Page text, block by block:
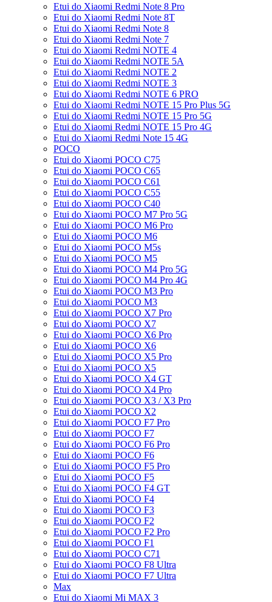
Etui do Xiaomi Redmi Note 8 Pro
Etui do Xiaomi Redmi Note 8T
Etui do Xiaomi Redmi Note 8
Etui do Xiaomi Redmi Note 7
Etui do Xiaomi Redmi NOTE 4
Etui do Xiaomi Redmi NOTE 5A
Etui do Xiaomi Redmi NOTE 2
Etui do Xiaomi Redmi NOTE 3
Etui do Xiaomi Redmi NOTE 6 PRO
Etui do Xiaomi Redmi NOTE 15 Pro Plus 5G
Etui do Xiaomi Redmi NOTE 15 Pro 5G
Etui do Xiaomi Redmi NOTE 15 Pro 4G
Etui do Xiaomi Redmi Note 15 4G
POCO
Etui do Xiaomi POCO C75
Etui do Xiaomi POCO C65
Etui do Xiaomi POCO C61
Etui do Xiaomi POCO C55
Etui do Xiaomi POCO C40
Etui do Xiaomi POCO M7 Pro 5G
Etui do Xiaomi POCO M6 Pro
Etui do Xiaomi POCO M6
Etui do Xiaomi POCO M5s
Etui do Xiaomi POCO M5
Etui do Xiaomi POCO M4 Pro 5G
Etui do Xiaomi POCO M4 Pro 4G
Etui do Xiaomi POCO M3 Pro
Etui do Xiaomi POCO M3
Etui do Xiaomi POCO X7 Pro
Etui do Xiaomi POCO X7
Etui do Xiaomi POCO X6 Pro
Etui do Xiaomi POCO X6
Etui do Xiaomi POCO X5 Pro
Etui do Xiaomi POCO X5
Etui do Xiaomi POCO X4 GT
Etui do Xiaomi POCO X4 Pro
Etui do Xiaomi POCO X3 / X3 Pro
Etui do Xiaomi POCO X2
Etui do Xiaomi POCO F7 Pro
Etui do Xiaomi POCO F7
Etui do Xiaomi POCO F6 Pro
Etui do Xiaomi POCO F6
Etui do Xiaomi POCO F5 Pro
Etui do Xiaomi POCO F5
Etui do Xiaomi POCO F4 GT
Etui do Xiaomi POCO F4
Etui do Xiaomi POCO F3
Etui do Xiaomi POCO F2
Etui do Xiaomi POCO F2 Pro
Etui do Xiaomi POCO F1
Etui do Xiaomi POCO C71
Etui do Xiaomi POCO F8 Ultra
Etui do Xiaomi POCO F7 Ultra
Max
Etui do Xiaomi Mi MAX 3